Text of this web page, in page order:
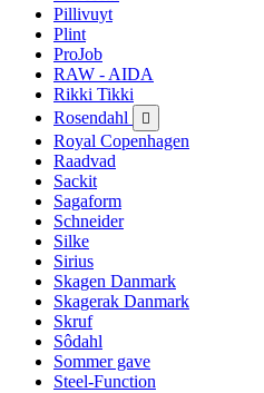
Pillivuyt
Plint
ProJob
RAW - AIDA
Rikki Tikki
Rosendahl

Royal Copenhagen
Raadvad
Sackit
Sagaform
Schneider
Silke
Sirius
Skagen Danmark
Skagerak Danmark
Skruf
Sôdahl
Sommer gave
Steel-Function